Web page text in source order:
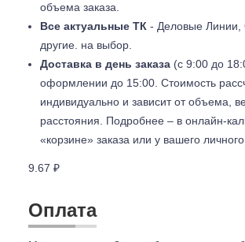
объема заказа.
Все актуальные ТК - Деловые
другие. на выбор.
Доставка в день заказа (с 9:00 до
оформлении до 15:00. Стоимость
индивидуально и зависит от объема,
расстояния. Подробнее – в онлайн-
«корзине» заказа или у вашего
9.67 ₽
Оплата